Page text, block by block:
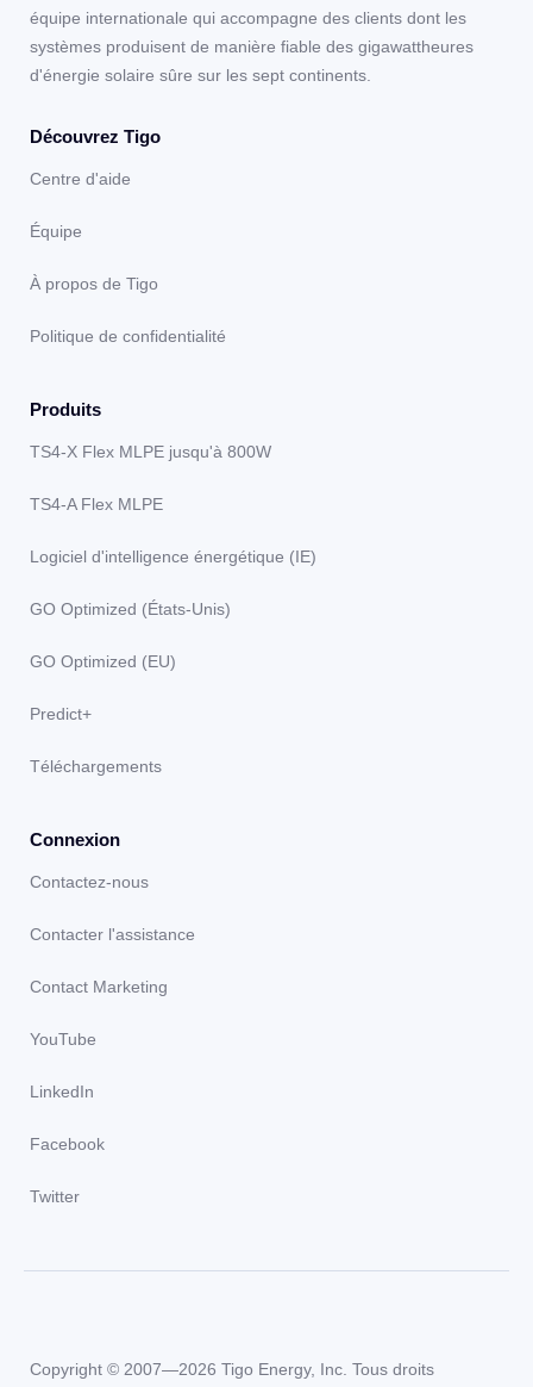
équipe internationale qui accompagne des clients dont les
systèmes produisent de manière fiable des gigawattheures
d'énergie solaire sûre sur les sept continents.
Découvrez Tigo
Centre d'aide
Équipe
À propos de Tigo
Politique de confidentialité
Produits
TS4-X Flex MLPE jusqu'à 800W
TS4-A Flex MLPE
Logiciel d'intelligence énergétique (IE)
GO Optimized (États-Unis)
GO Optimized (EU)
Predict+
Téléchargements
Connexion
Contactez-nous
Contacter l'assistance
Contact Marketing
YouTube
LinkedIn
Facebook
Twitter
Copyright © 2007—2026 Tigo Energy, Inc. Tous droits